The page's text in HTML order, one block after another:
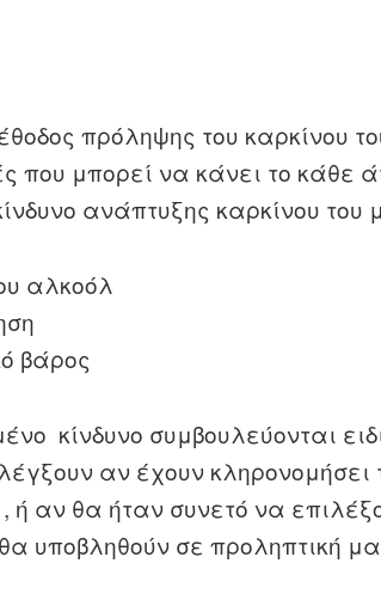
πρόληψης του καρκίνου
μπορεί να κάνει το κάθε
ανάπτυξης καρκίνου του
αλκοόλ
βάρος
κίνδυνο συμβουλεύονται
αν έχουν κληρονομήσει
ή αν θα ήταν συνετό να
υποβληθούν σε προληπτική